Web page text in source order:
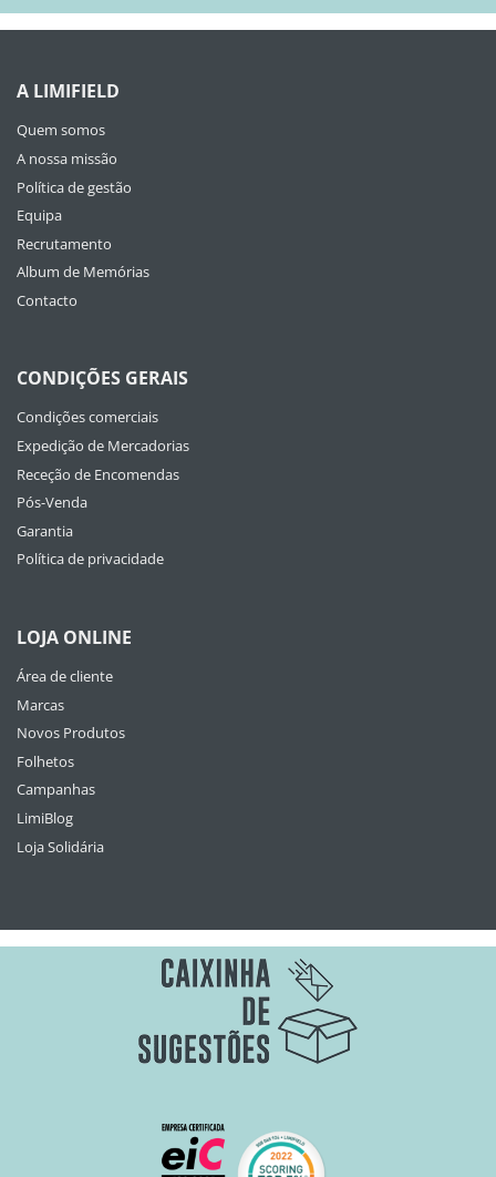
A LIMIFIELD
Quem somos
A nossa missão
Política de gestão
Equipa
Recrutamento
Album de Memórias
Contacto
CONDIÇÕES GERAIS
Condições comerciais
Expedição de Mercadorias
Receção de Encomendas
Pós-Venda
Garantia
Política de privacidade
LOJA ONLINE
Área de cliente
Marcas
Novos Produtos
Folhetos
Campanhas
LimiBlog
Loja Solidária